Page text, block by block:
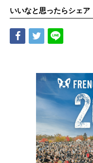
いいなと思ったらシェア
Share Tweet